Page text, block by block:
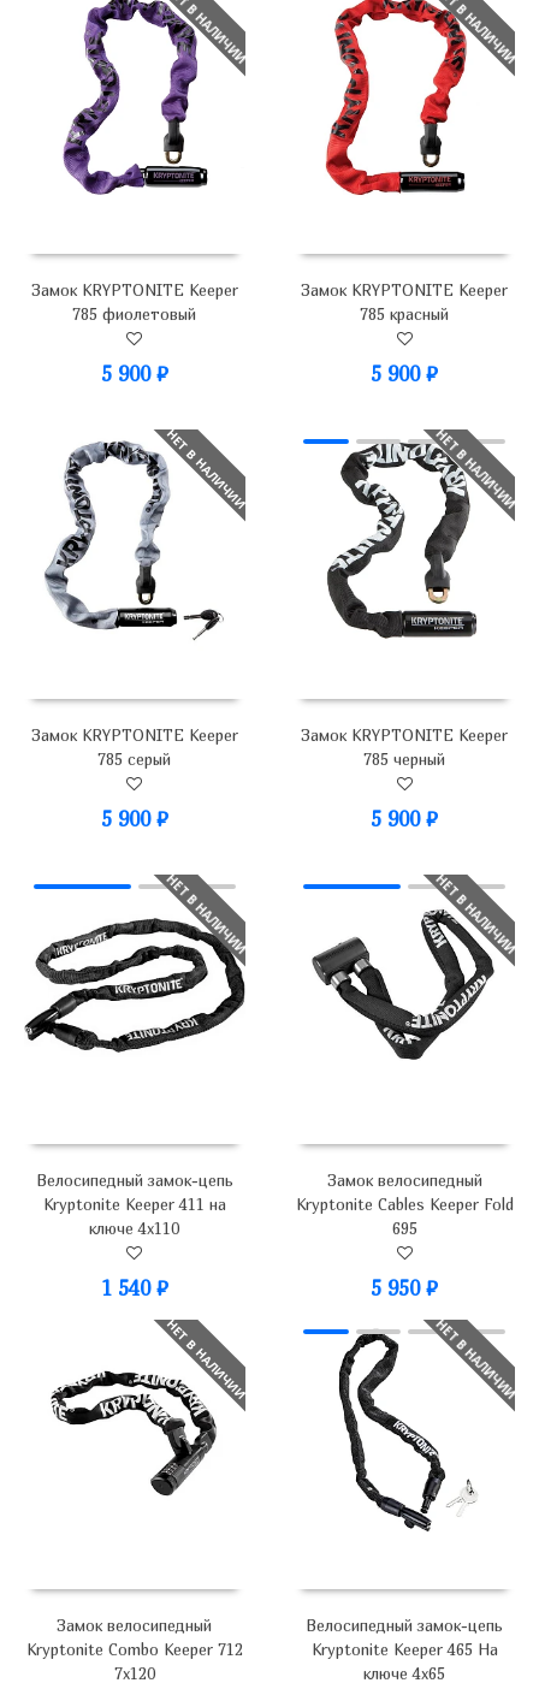
НЕТ В НАЛИЧИИ
Замок KRYPTONITE Keeper
785 фиолетовый
5 900 ₽
НЕТ В НАЛИЧИИ
Замок KRYPTONITE Keeper
785 красный
5 900₽
НЕТ В НАЛИЧИИ
Замок KRYPTONITE Keeper
785 серый
5 900 ₽
НЕТ В НАЛИЧИИ
Замок KRYPTONITE Keeper
785 черный
5 900₽
НЕТ В НАЛИЧИИ
Велосипедный замок-цепь
Kryptonite Keeper 411 на
ключе 4x110
1 540 ₽
НЕТ В НАЛИЧИИ
Замок велосипедный
Kryptonite Cables Keeper Fold
695
5 950₽
НЕТ В НАЛИЧИИ
Замок велосипедный
Kryptonite Combo Keeper 712
7x120
НЕТ В НАЛИЧИИ
Велосипедный замок-цепь
Kryptonite Keeper 465 На
ключе 4х65